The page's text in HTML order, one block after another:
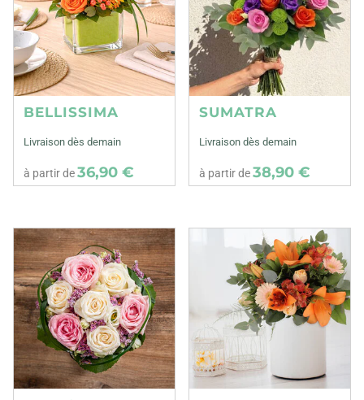
BELLISSIMA
Livraison dès demain
à partir de36,90 €
SUMATRA
Livraison dès demain
à partir de38,90 €